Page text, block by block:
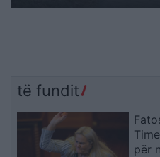
të fundit
për